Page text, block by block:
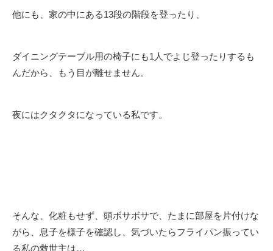
他にも、家の中にある13段の階段を登ったり、
ダイニングテーブル用の椅子にも1人でよじ登ったりするも
んだから、もう目が離せません。
夜にはクタクタになっている私です。
そんな、化粧もせず、頭ボサボサで、たまに部屋を片付けな
がら、息子を様子を確認し、気づいたらフライパン振ってい
る私の救世主は…